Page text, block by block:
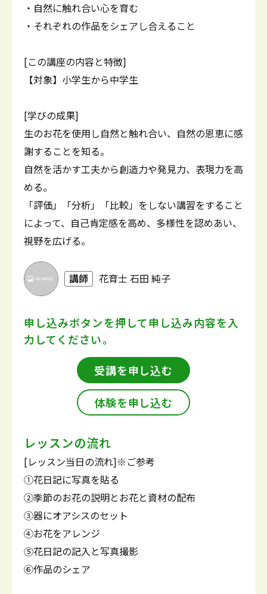
・自然に触れ合い心を育む
・それぞれの作品をシェアし合えること
[この講座の内容と特徴]
【対象】小学生から中学生
[学びの成果]
生のお花を使用し自然と触れ合い、自然の恩恵に感
謝することを知る。
自然を活かす工夫から創造力や発見力、表現力を高
める。
「評価」「分析」「比較」をしない講習をすること
によって、自己肯定感を高め、多様性を認めあい、
視野を広げる。
講師 花育士 石田 純子
申し込みボタンを押して申し込み内容を入
力してください。
受講を申し込む
体験を申し込む
レッスンの流れ
[レッスン当日の流れ]※ご参考
①花日記に写真を貼る
②季節のお花の説明とお花と資材の配布
③器にオアシスのセット
④お花をアレンジ
⑤花日記の記入と写真撮影
⑥作品のシェア